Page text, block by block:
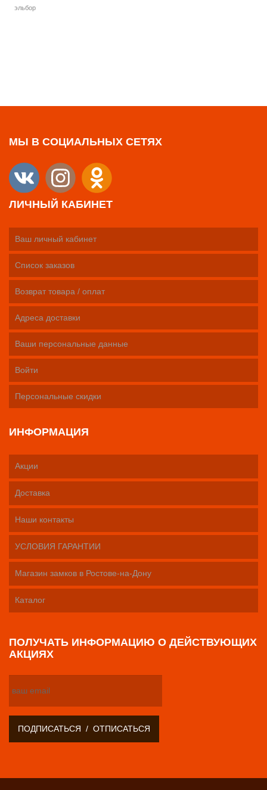
эльбор
МЫ В СОЦИАЛЬНЫХ СЕТЯХ
ЛИЧНЫЙ КАБИНЕТ
Ваш личный кабинет
Список заказов
Возврат товара / оплат
Адреса доставки
Ваши персональные данные
Войти
Персональные скидки
ИНФОРМАЦИЯ
Акции
Доставка
Наши контакты
УСЛОВИЯ ГАРАНТИИ
Магазин замков в Ростове-на-Дону
Каталог
ПОЛУЧАТЬ ИНФОРМАЦИЮ О ДЕЙСТВУЮЩИХ
АКЦИЯХ